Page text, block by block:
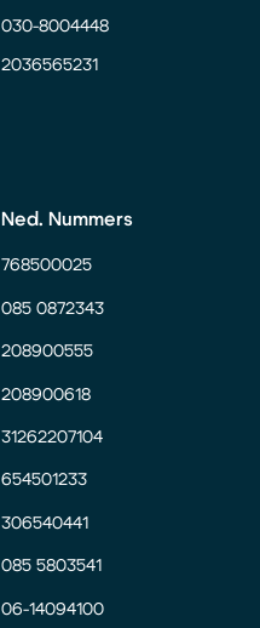
030-8004448
2036565231
Ned. Nummers
768500025
085 0872343
208900555
208900618
31262207104
654501233
306540441
085 5803541
06-14094100